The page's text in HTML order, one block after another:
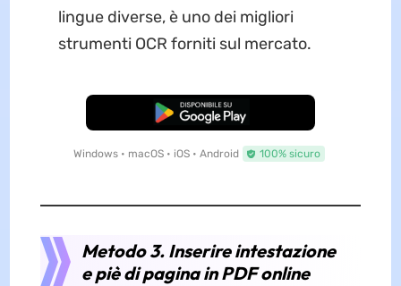
lingue diverse, è uno dei migliori
strumenti OCR forniti sul mercato.
Download Gratis
Windows • macOS • iOS • Android 100% sicuro
Metodo 3. Inserire intestazione
e piè di pagina in PDF online